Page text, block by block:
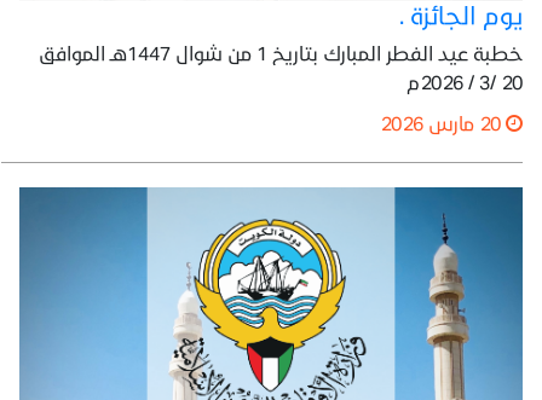
يوم الجائزة .
خطبة عيد الفطر المبارك بتاريخ 1 من شوال 1447هـ الموافق
20 /3 / 2026م